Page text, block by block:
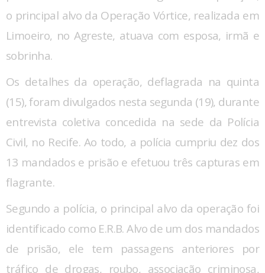
o principal alvo da Operação Vórtice, realizada em
Limoeiro, no Agreste, atuava com esposa, irmã e
sobrinha.
Os detalhes da operação, deflagrada na quinta
(15), foram divulgados nesta segunda (19), durante
entrevista coletiva concedida na sede da Polícia
Civil, no Recife. Ao todo, a polícia cumpriu dez dos
13 mandados e prisão e efetuou três capturas em
flagrante.
Segundo a polícia, o principal alvo da operação foi
identificado como E.R.B. Alvo de um dos mandados
de prisão, ele tem passagens anteriores por
tráfico de drogas, roubo, associação criminosa,